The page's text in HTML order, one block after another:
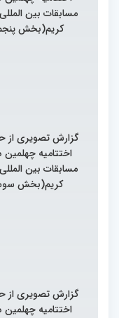
مسابقات بین
کریم(بخش
گزارش تصویری از
اختتامیه چهلمین
مسابقات بین
کریم(بخش
گزارش تصویری از
اختتامیه چهلمین